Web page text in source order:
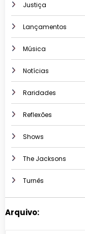
Justiça
Lançamentos
Música
Notícias
Raridades
Reflexões
Shows
The Jacksons
Turnês
Arquivo: